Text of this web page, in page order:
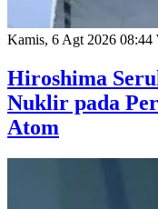
Kamis, 6 Agt 2026 08:44
Hiroshima
Nuklir pada
Atom